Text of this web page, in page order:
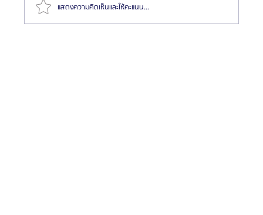
แสดงความคิดเห็นและให้คะแนน...